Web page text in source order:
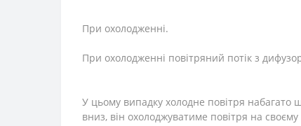
При охолодженні.
При охолодженні повітряний потік з
У цьому випадку холодне повітря
вниз, він охолоджуватиме повітря на